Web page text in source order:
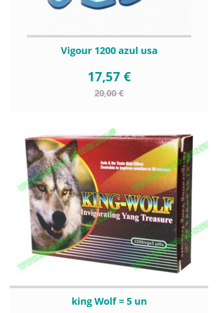
Vigour 1200 azul usa
17,57 €
20,00 €
king Wolf = 5 un